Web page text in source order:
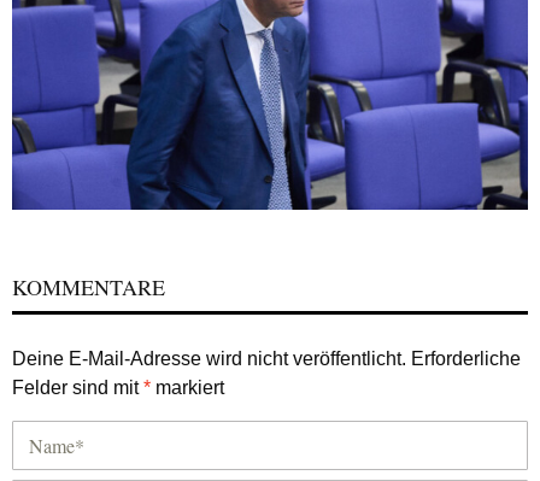
KOMMENTARE
Deine E-Mail-Adresse wird nicht veröffentlicht. Erforderliche
Felder sind mit* markiert